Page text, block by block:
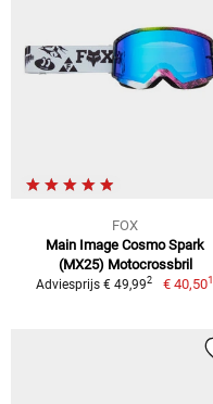
FOX
Main Image Cosmo Spark
(MX25) Motocrossbril
Adviesprijs € 49,992 € 40,501